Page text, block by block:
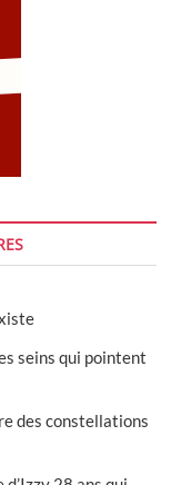
seins qui pointent
des constellations